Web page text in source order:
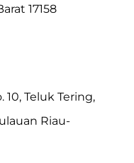
17158
Teluk Tering,
Riau-